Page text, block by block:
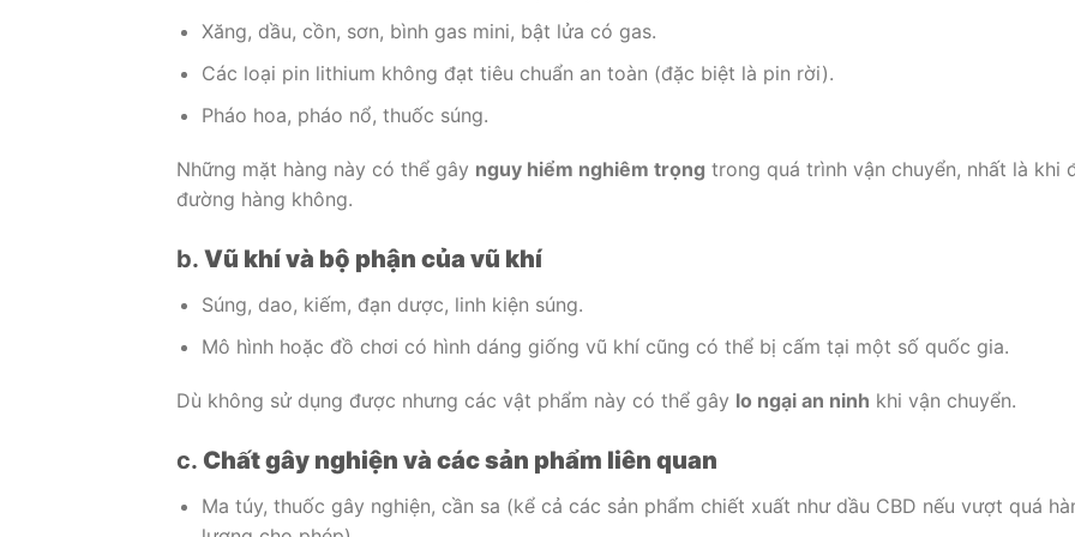
Xăng, dầu, cồn, sơn, bình gas mini, bật lửa có gas.
Các loại pin lithium không đạt tiêu chuẩn an toàn (đặc biệt là pin rời).
Pháo hoa, pháo nổ, thuốc súng.
Những mặt hàng này có thể gây nguy hiểm nghiêm trọng trong quá trình vận chuyển, nhất là khi
đường hàng không.
b. Vũ khí và bộ phận của vũ khí
Súng, dao, kiếm, đạn dược, linh kiện súng.
Mô hình hoặc đồ chơi có hình dáng giống vũ khí cũng có thể bị cấm tại một số quốc gia.
Dù không sử dụng được nhưng các vật phẩm này có thể gây lo ngại an ninh khi vận chuyển.
c. Chất gây nghiện và các sản phẩm liên quan
Ma túy, thuốc gây nghiện, cần sa (kể cả các sản phẩm chiết xuất như dầu CBD nếu vượt quá